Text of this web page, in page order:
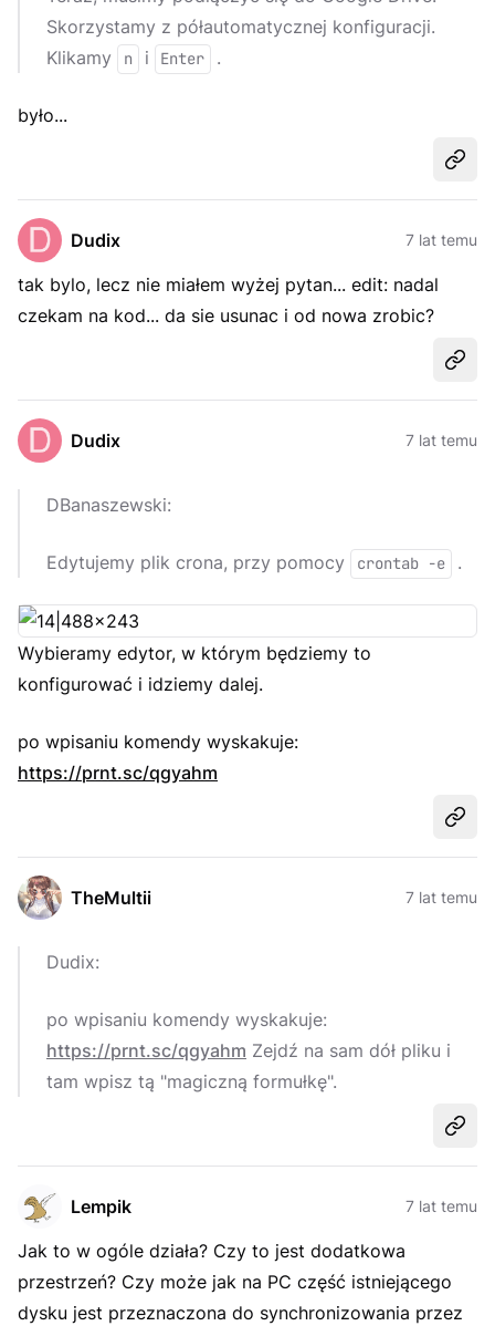
Skorzystamy z półautomatycznej konfiguracji.
Klikamy
n i Enter .
było...
Dudix 7 lat temu
tak bylo, lecz nie miałem wyżej pytan... edit: nadal
czekam na kod... da sie usunac i od nowa zrobic?
Dudix 7 lat temu
DBanaszewski:
Edytujemy plik crona, przy pomocy crontab -e .
Wybieramy edytor, w którym będziemy to
konfigurować i idziemy dalej.
po wpisaniu komendy wyskakuje:
https://prnt.sc/qgyahm
TheMultii 7 lat temu
Dudix:
po wpisaniu komendy wyskakuje:
https://prnt.sc/qgyahm Zejdź na sam dół pliku i
tam wpisz tą "magiczną formułkę".
Lempik 7 lat temu
Jak to w ogóle działa? Czy to jest dodatkowa
przestrzeń? Czy może jak na PC część istniejącego
dysku jest przeznaczona do synchronizowania przez